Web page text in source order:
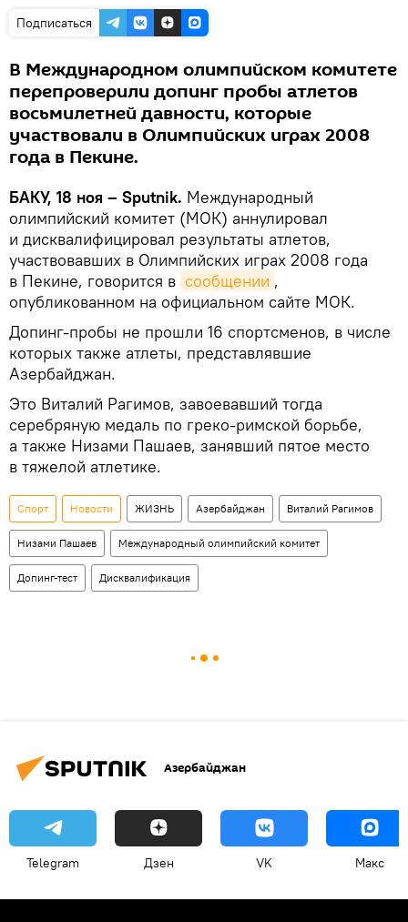
Подписаться
В Международном олимпийском комитете
перепроверили допинг пробы атлетов
восьмилетней давности, которые
участвовали в Олимпийских играх 2008
года в Пекине.
БАКУ, 18 ноя – Sputnik. Международный
олимпийский комитет (МОК) аннулировал
и дисквалифицировал результаты атлетов,
участвовавших в Олимпийских играх 2008 года
в Пекине, говорится в сообщении ,
опубликованном на официальном сайте МОК.
Допинг-пробы не прошли 16 спортсменов, в числе
которых также атлеты, представлявшие
Азербайджан.
Это Виталий Рагимов, завоевавший тогда
серебряную медаль по греко-римской борьбе,
а также Низами Пашаев, занявший пятое место
в тяжелой атлетике.
Спорт Новости ЖИЗНЬ Азербайджан Виталий Рагимов
Низами Пашаев Международный олимпийский комитет
Допинг-тест Дисквалификация
Азербайджан
Telegram Дзен VK Макс